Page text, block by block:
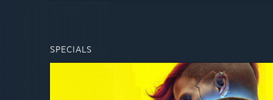
SPECIALS